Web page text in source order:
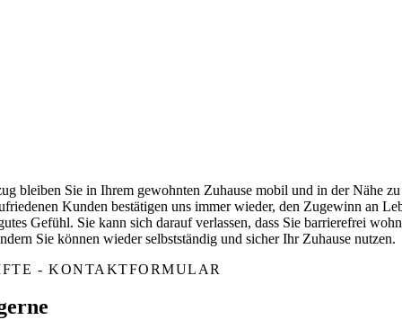
bleiben Sie in Ihrem gewohnten Zuhause mobil und in der Nähe
Kunden bestätigen uns immer wieder, den Zugewinn an
Gefühl. Sie kann sich darauf verlassen, dass Sie barrierefrei
Sie können wieder selbstständig und sicher Ihr Zuhause nutzen.
- KONTAKTFORMULAR